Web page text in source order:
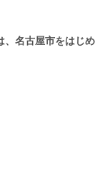
、名古屋市をはじめ